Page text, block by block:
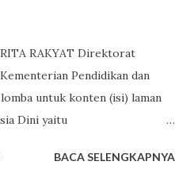
RAKYAT Direktorat
Pendidikan dan
untuk konten (isi) laman
Dini yaitu
. Salah satu lomba
BACA SELENGKAPNYA